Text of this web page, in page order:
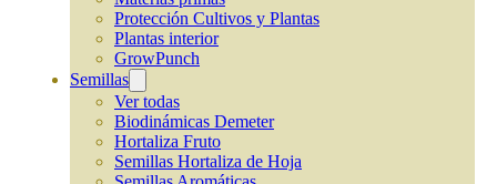
Protección Cultivos y Plantas
Plantas interior
GrowPunch
Semillas
Ver todas
Biodinámicas Demeter
Hortaliza Fruto
Semillas Hortaliza de Hoja